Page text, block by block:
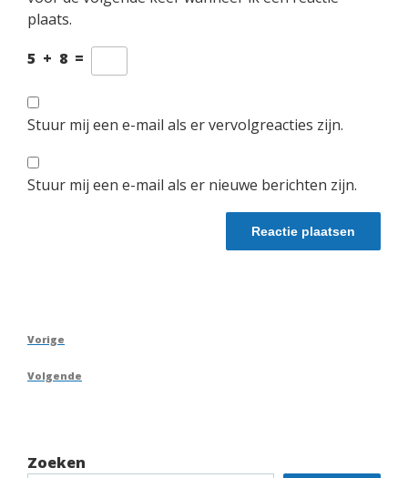
plaats.
5 + 8 =
Stuur mij een e-mail als er vervolgreacties zijn.
Stuur mij een e-mail als er nieuwe berichten zijn.
Berichtnavigatie
Vorig
Vorige
Volgend
Volgende
Zoeken